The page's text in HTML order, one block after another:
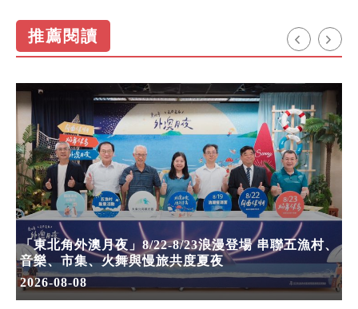
推薦閱讀
「東北角外澳月夜」8/22-8/23浪漫登場 串聯五漁村、
音樂、市集、火舞與慢旅共度夏夜
2026-08-08